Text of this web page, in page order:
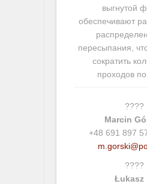
выгнутой
обеспечивают
пересыпания,
сократить
проходов
????
Marcin
+48 691 897
????